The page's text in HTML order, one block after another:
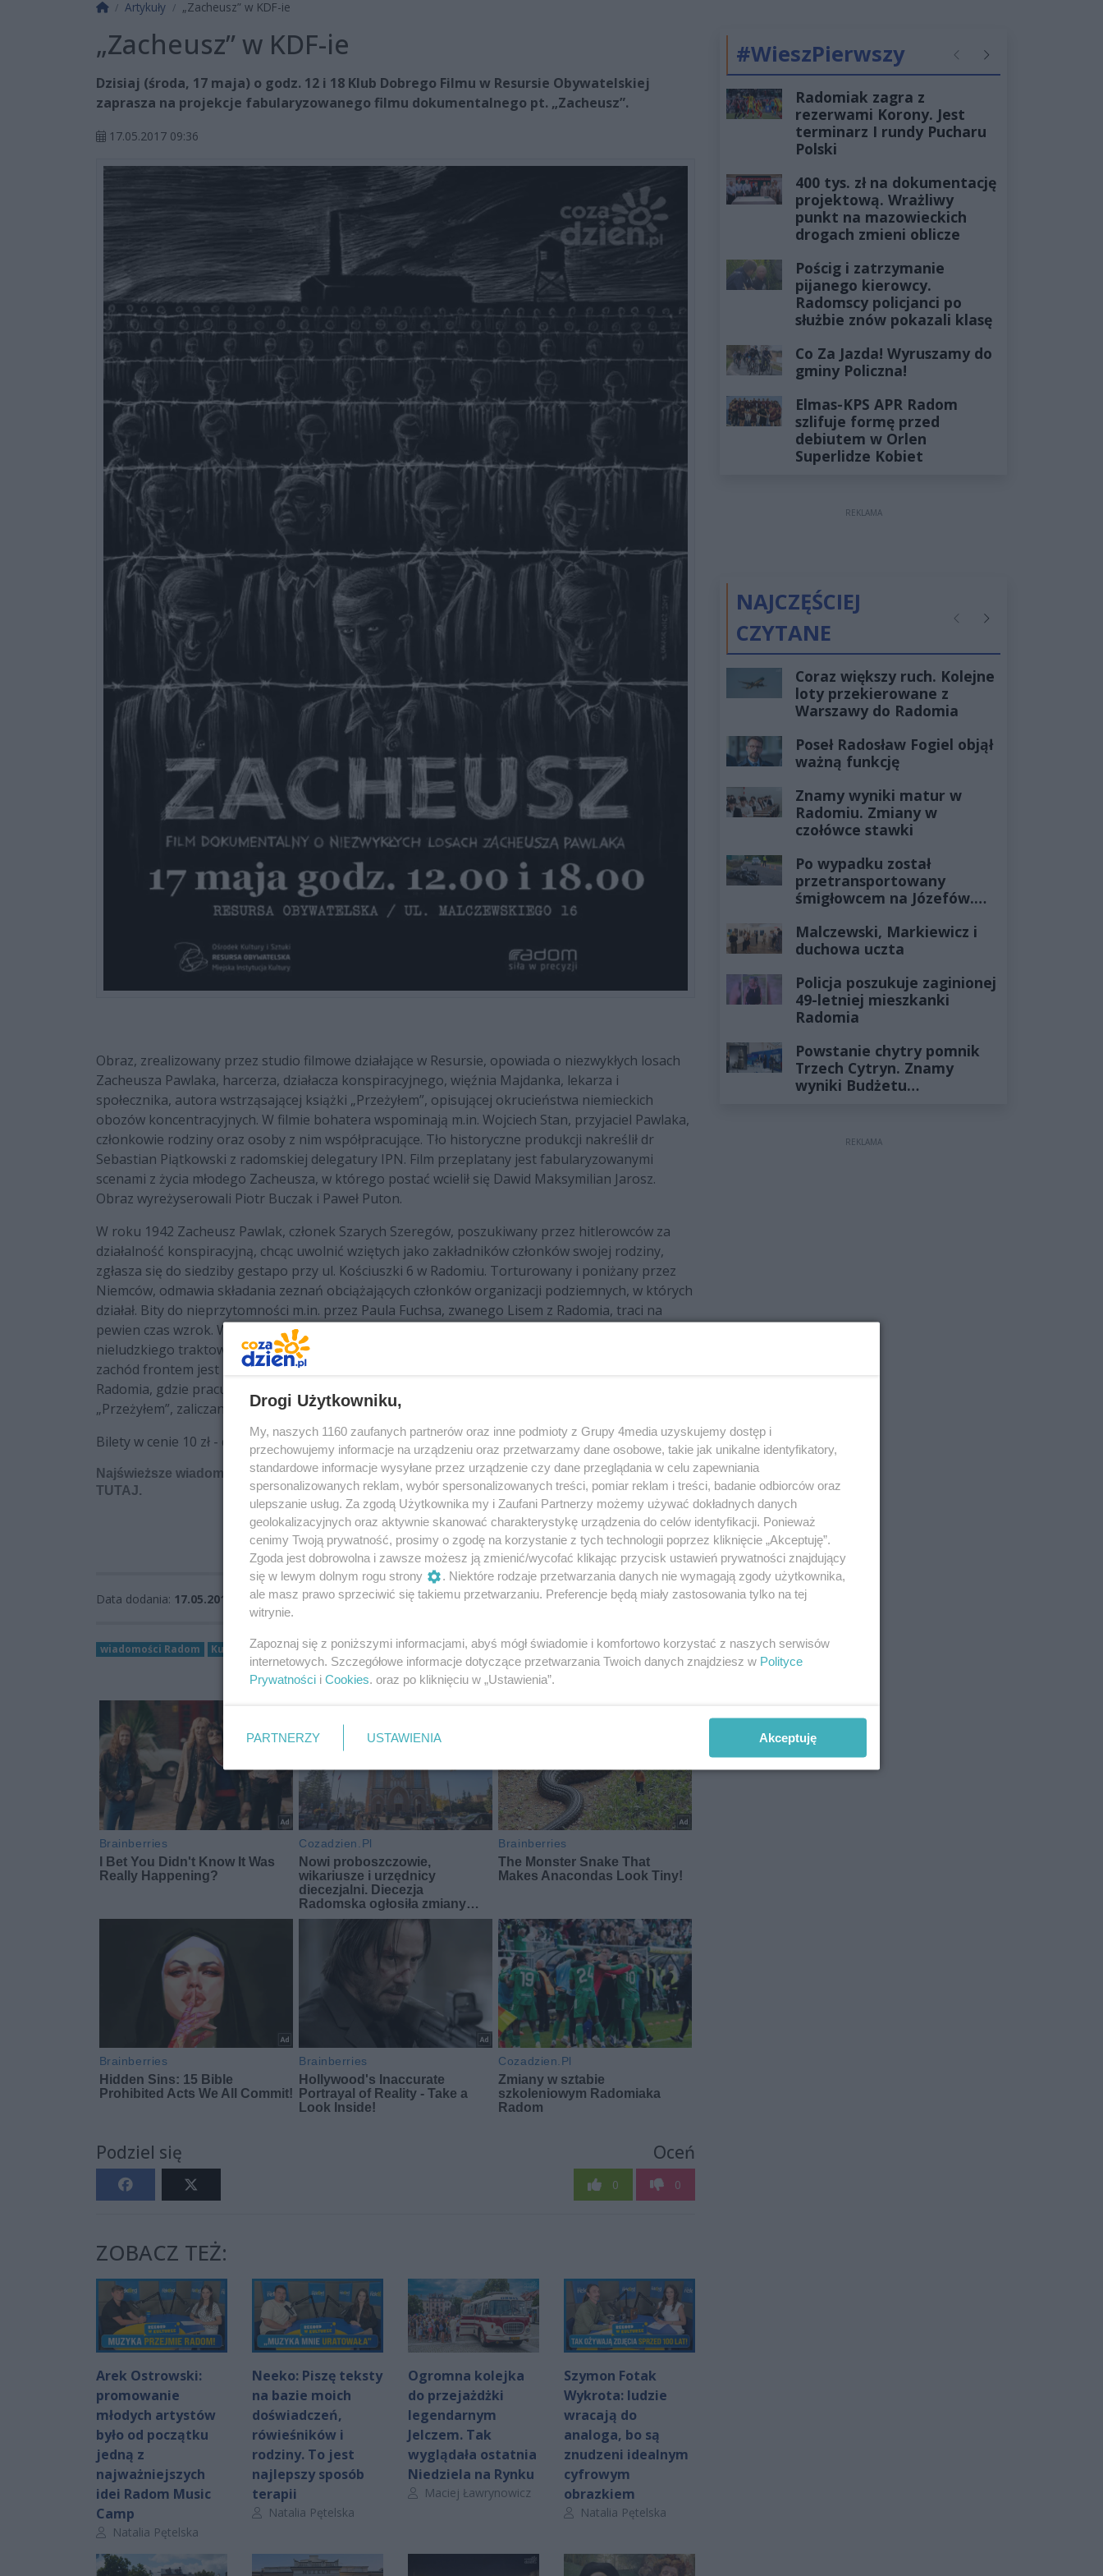
Strona główna
Artykuły „Zacheusz” w KDF-ie
„Zacheusz” w KDF-ie
Dzisiaj (środa, 17 maja) o godz. 12 i 18 Klub Dobrego Filmu w Resursie Obywatelskiej
zaprasza na projekcje fabularyzowanego filmu dokumentalnego pt. „Zacheusz”.
17.05.2017 09:36
Obraz, zrealizowany przez studio filmowe działające w Resursie, opowiada o niezwykłych losach
Zacheusza Pawlaka, harcerza, działacza konspiracyjnego, więźnia Majdanka, lekarza i
społecznika, autora wstrząsającej książki „Przeżyłem”, opisującej okrucieństwa niemieckich
obozów koncentracyjnych. W filmie bohatera wspominają m.in. Wojciech Stan, przyjaciel Pawlaka,
członkowie rodziny oraz osoby z nim współpracujące. Tło historyczne produkcji nakreślił dr
Sebastian Piątkowski z radomskiej delegatury IPN. Film przeplatany jest fabularyzowanymi
scenami z życia młodego Zacheusza, w którego postać wcielił się Dawid Maksymilian Jarosz.
Obraz wyreżyserowali Piotr Buczak i Paweł Puton.
W roku 1942 Zacheusz Pawlak, członek Szarych Szeregów, poszukiwany przez hitlerowców za
działalność konspiracyjną, chcąc uwolnić wziętych jako zakładników członków swojej rodziny,
zgłasza się do siedziby gestapo przy ul. Kościuszki 6 w Radomiu. Torturowany i poniżany przez
Niemców, odmawia składania zeznań obciążających członków organizacji podziemnych, w których
działał. Bity do nieprzytomności m.in. przez Paula Fuchsa, zwanego Lisem z Radomia, traci na
pewien czas wzrok. W styczniu 1943 roku, przewieziony na Majdanek, jest świadkiem
nieludzkiego traktowania więźniów i masowej eksterminacji Żydów. Wraz z przesuwającym się na
zachód frontem jest przenoszony do obozów rozsianych na terenie Niemiec. Po wojnie wraca do
Radomia, gdzie pracuje jako lekarz. Swoje traumatyczne wspomnienia opublikował w książce
„Przeżyłem”, zaliczanej do kanonu literatury obozowej.
Bilety w cenie 10 zł - do nabycia przed projekcją.
Najświeższe wiadomości z Radomia i regionu znajdziesz na profilu CoZaDzien.pl na Facebooku -
TUTAJ.
Data dodania: 17.05.2017 09:36
wiadomości Radom Kultura Resursa Obywatelska Zacheusz KDF Klub Dobrego Filmu
Podziel się Oceń
0 0
ZOBACZ TEŻ:
Arek Ostrowski:
promowanie
młodych artystów
było od początku
jedną z
najważniejszych
idei Radom Music
Camp
Autor artykułu:
Natalia Pętelska
Neeko: Piszę teksty
na bazie moich
doświadczeń,
rówieśników i
rodziny. To jest
najlepszy sposób
terapii
Autor artykułu:
Natalia Pętelska
Ogromna kolejka
do przejażdżki
legendarnym
Jelczem. Tak
wyglądała ostatnia
Niedziela na Rynku
Autor artykułu:
Maciej Ławrynowicz
Szymon Fotak
Wykrota: ludzie
wracają do
analoga, bo są
znudzeni idealnym
cyfrowym
obrazkiem
Autor artykułu:
Natalia Pętelska
#WieszPierwszy PoprzednieNastępne
Radomiak zagra z
rezerwami Korony. Jest
terminarz I rundy Pucharu
Polski
400 tys. zł na dokumentację
projektową. Wrażliwy
punkt na mazowieckich
drogach zmieni oblicze
Pościg i zatrzymanie
pijanego kierowcy.
Radomscy policjanci po
służbie znów pokazali klasę
Co Za Jazda! Wyruszamy do
gminy Policzna!
Elmas-KPS APR Radom
szlifuje formę przed
debiutem w Orlen
Superlidze Kobiet
REKLAMA
NAJCZĘŚCIEJ
CZYTANE
PoprzednieNastępne
Coraz większy ruch. Kolejne
loty przekierowane z
Warszawy do Radomia
Poseł Radosław Fogiel objął
ważną funkcję
Znamy wyniki matur w
Radomiu. Zmiany w
czołówce stawki
Po wypadku został
przetransportowany
śmigłowcem na Józefów.
żyłach
Malczewski, Markiewicz i
duchowa uczta
Policja poszukuje zaginionej
49-letniej mieszkanki
Radomia
Powstanie chytry pomnik
Trzech Cytryn. Znamy
wyniki Budżetu
REKLAMA
Drogi Użytkowniku,
My, naszych 1160 zaufanych partnerów oraz inne podmioty z Grupy 4media uzyskujemy dostęp i
przechowujemy informacje na urządzeniu oraz przetwarzamy dane osobowe, takie jak unikalne identyfikatory,
standardowe informacje wysyłane przez urządzenie czy dane przeglądania w celu zapewniania
spersonalizowanych reklam, wybór spersonalizowanych treści, pomiar reklam i treści, badanie odbiorców oraz
ulepszanie usług. Za zgodą Użytkownika my i Zaufani Partnerzy możemy używać dokładnych danych
geolokalizacyjnych oraz aktywnie skanować charakterystykę urządzenia do celów identyfikacji. Ponieważ
cenimy Twoją prywatność, prosimy o zgodę na korzystanie z tych technologii poprzez kliknięcie „Akceptuję”.
Zgoda jest dobrowolna i zawsze możesz ją zmienić/wycofać klikając przycisk ustawień prywatności znajdujący
się w lewym dolnym rogu strony
. Niektóre rodzaje przetwarzania danych nie wymagają zgody użytkownika,
ale masz prawo sprzeciwić się takiemu przetwarzaniu. Preferencje będą miały zastosowania tylko na tej
witrynie.
Zapoznaj się z poniższymi informacjami, abyś mógł świadomie i komfortowo korzystać z naszych serwisów
internetowych. Szczegółowe informacje dotyczące przetwarzania Twoich danych znajdziesz w Polityce
Prywatności i Cookies. oraz po kliknięciu w „Ustawienia”.
PARTNERZY USTAWIENIA Akceptuję